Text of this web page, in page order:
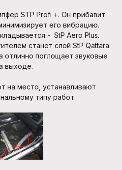
STP Profi +. Он прибавит
его вибрацию.
- StP Aero Plus.
станет слой StP Qattara.
отлично поглощает звуковые
выходе.
на место, устанавливают
типу работ.